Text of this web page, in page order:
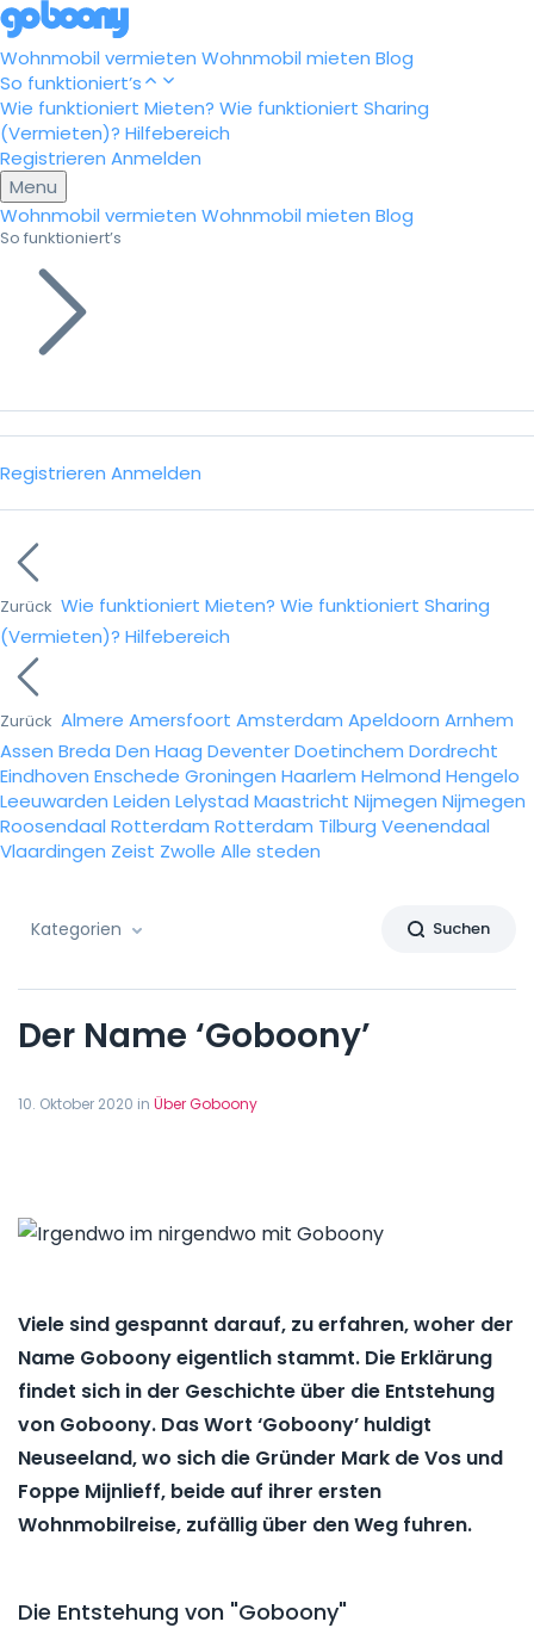
Wohnmobil vermieten Wohnmobil mieten Blog
So funktioniert’s
Wie funktioniert Mieten? Wie funktioniert Sharing
(Vermieten)? Hilfebereich
Registrieren Anmelden
Menu
Wohnmobil vermieten Wohnmobil mieten Blog
So funktioniert’s
Registrieren Anmelden
Zurück Wie funktioniert Mieten? Wie funktioniert Sharing
(Vermieten)? Hilfebereich
Zurück Almere Amersfoort Amsterdam Apeldoorn Arnhem
Assen Breda Den Haag DeventerDoetinchem Dordrecht
Eindhoven Enschede Groningen Haarlem Helmond Hengelo
Leeuwarden Leiden Lelystad Maastricht Nijmegen Nijmegen
Roosendaal Rotterdam Rotterdam Tilburg Veenendaal
Vlaardingen Zeist Zwolle Alle steden
Kategorien Suchen
Der Name ‘Goboony’
10. Oktober 2020 in Über Goboony
Viele sind gespannt darauf, zu erfahren, woher der
Name Goboony eigentlich stammt. Die Erklärung
findet sich in der Geschichte über die Entstehung
von Goboony. Das Wort ‘Goboony’ huldigt
Neuseeland, wo sich die Gründer Mark de Vos und
Foppe Mijnlieff, beide auf ihrer ersten
Wohnmobilreise, zufällig über den Weg fuhren.
Die Entstehung von "Goboony"